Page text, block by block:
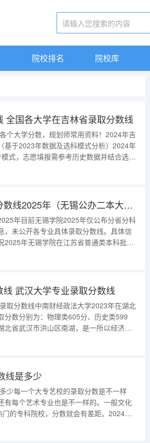
院校排名 院校库
全国各大学在吉林省录取分数线
个大学分数，规划师常用资料！2024年吉
基于2023年数据及选科模式分析）2024年
式，志愿填报需参考历史数据并结合选科
范大学两所重点高校的2023年录取分数
无锡学院各专业录取分数线2025年（无锡公办二本大学）
年目前无锡学院2025年仅公布分省分科
，未公开各专业具体录取分数线。具体信
2025年无锡学院在江苏省普通类本科批的
558分（最低位次20075），首选物理组
武汉大学专业录取分数线
取分数线中南财经政法大学2023年在湖北
分数分别为：物理类605分、历史类599
北省武汉市洪山区南湖，是一所以经济、
大学。该校前身是1933年创建的国立中
线是多少
少每一个大专艺校的录取分数是不一样
有每个艺术专业也是不一样的。一般文化
的专科院校，分数就会有差距。2024年
类专科分数线是根据本省的录取名额和